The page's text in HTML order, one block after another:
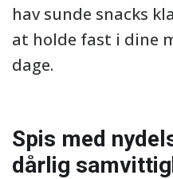
hav sunde snacks
at holde fast i dine
dage.
Spis med
dårlig